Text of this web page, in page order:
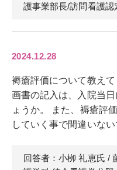
護事業部長/訪問看護認
2024.12.28
褥瘡評価について教え
画書の記入は、入院当
ょうか。 また、褥瘡評
していく事で間違いな
回答者：小栁 礼恵氏 /